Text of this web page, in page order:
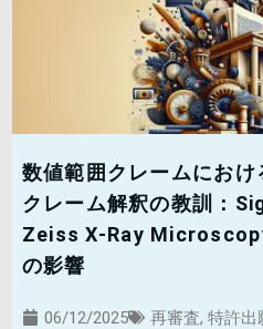
数値範囲クレームにお
クレーム解釈の教訓：
Zeiss X-Ray
の影響
06/12/2025 再審査, 特許出